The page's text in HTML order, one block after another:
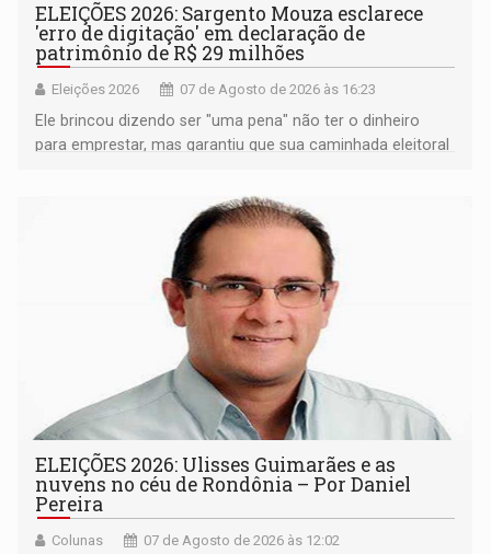
ELEIÇÕES 2026: Sargento Mouza esclarece
'erro de digitação' em declaração de
patrimônio de R$ 29 milhões
Eleições 2026 07 de Agosto de 2026 às 16:23
Ele brincou dizendo ser "uma pena" não ter o dinheiro
para emprestar, mas garantiu que sua caminhada eleitoral
ELEIÇÕES 2026: Ulisses Guimarães e as
nuvens no céu de Rondônia – Por Daniel
Pereira
Colunas 07 de Agosto de 2026 às 12:02